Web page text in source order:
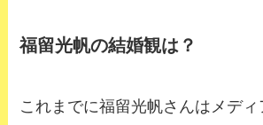
福留光帆の結婚観は？
これまでに福留光帆さんはメデ